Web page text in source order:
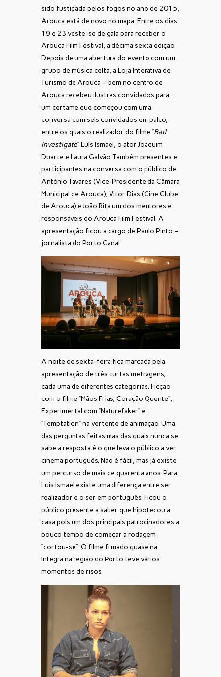
sido fustigada pelos fogos no ano de 2015,
Arouca está de novo no mapa. Entre os dias
19 e 23 veste-se de gala para receber o
Arouca Film Festival, a décima sexta edição.
Depois de uma abertura do evento com um
grupo de música celta, a Loja Interativa de
Turismo de Arouca – bem no centro de
Arouca recebeu ilustres convidados para
um certame que começou com uma
conversa com seis convidados em palco,
entre os quais o realizador do filme “Bad
Investigate” Luís Ismael, o ator Joaquim
Duarte e Laura Galvão. Também presentes e
participantes na conversa com o público de
António Tavares (Vice-Presidente da Câmara
Municipal de Arouca), Vitor Dias (Cine Clube
de Arouca) e João Rita um dos mentores e
responsáveis do Arouca Film Festival. A
apresentação ficou a cargo de Paulo Pinto –
jornalista do Porto Canal.
A noite de sexta-feira fica marcada pela
apresentação de três curtas metragens,
cada uma de diferentes categorias: Ficção
com o filme “Mãos Frias, Coração Quente”,
Experimental com “Naturefaker” e
“Temptation” na vertente de animação. Uma
das perguntas feitas mas das quais nunca se
sabe a resposta é o que leva o público a ver
cinema português. Não é fácil, mas já existe
um percurso de mais de quarenta anos. Para
Luís Ismael existe uma diferença entre ser
realizador e o ser em português. Ficou o
público presente a saber que hipotecou a
casa pois um dos principais patrocinadores a
pouco tempo de começar a rodagem
“cortou-se”. O filme filmado quase na
íntegra na região do Porto teve vários
momentos de risos.